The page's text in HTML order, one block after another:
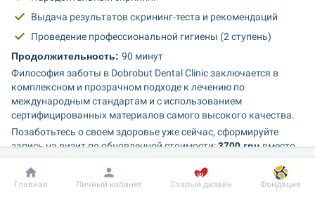
Выдача результатов скрининг-теста и рекомендаций
Проведение профессиональной гигиены (2 ступень)
Продолжительность: 90 минут
Философия заботы в Dobrobut Dental Clinic заключается в
комплексном и прозрачном подходе к лечению по
международным стандартам и с использованием
сертифицированных материалов самого высокого качества.
Позаботьтесь о своем здоровье уже сейчас, сформируйте
запись на визит по обновленной стоимости: 3700 грн вместо
5530 грн.
Срок действия:
до 31.12.2023
Добробут Информация Пациенту
Главная Личный кабинет Старый дизайн Фондация